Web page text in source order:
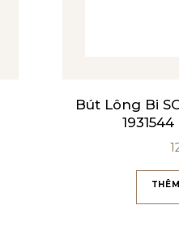
Bút Lông Bi
1931544